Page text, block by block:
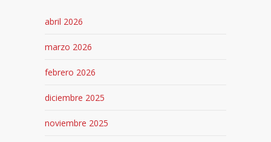
abril 2026
marzo 2026
febrero 2026
diciembre 2025
noviembre 2025